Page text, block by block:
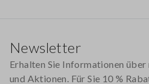
Newsletter
Erhalten Sie Informationen
und Aktionen. Für Sie 10 %